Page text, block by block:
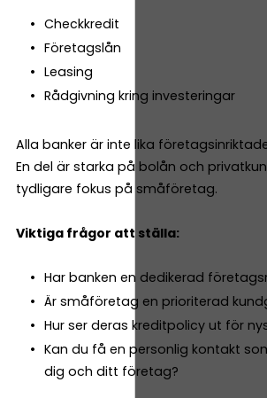
Checkkredit
Företagslån
Leasing
Rådgivning kring investeringar
Alla banker är inte lika
En del är starka på bolån och
tydligare fokus på småföretag.
Viktiga frågor att ställa:
Har banken en dedikerad
Är småföretag en prioriterad
Hur ser deras kreditpolicy ut för
Kan du få en personlig kontakt
dig och ditt företag?